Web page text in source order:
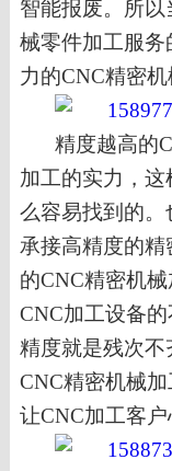
智能报废。 所以
械零件加工服务
力的CNC精密机
精度越高的
加工的实力，
么容易找到的。
承接高精度的精
的CNC精密机械
CNC加工设备
精度就是残次不
CNC精密机械加
让CNC加工客